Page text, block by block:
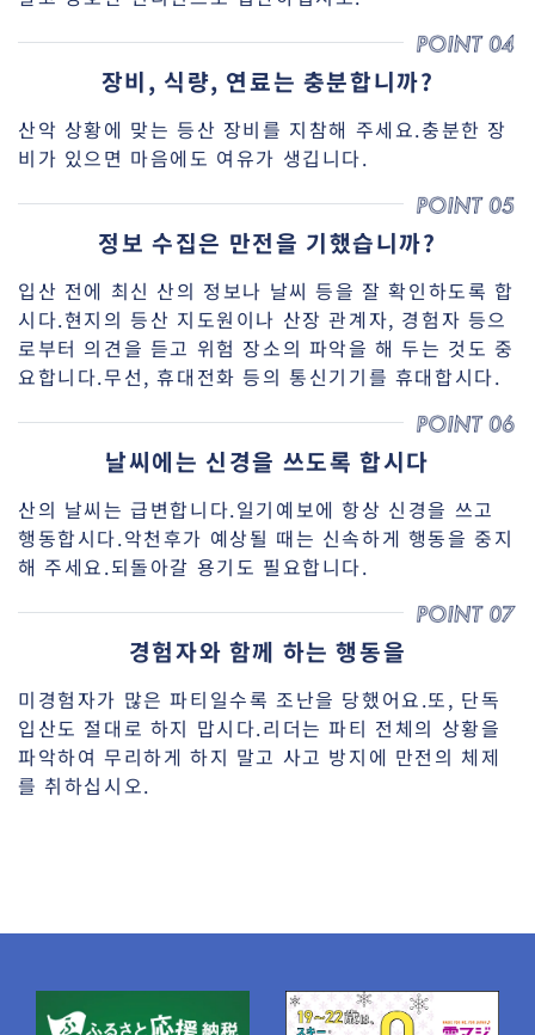
장비, 식량, 연료는 충분합니까?
산악 상황에 맞는 등산 장비를 지참해 주세요.충분한 장
비가 있으면 마음에도 여유가 생깁니다.
정보 수집은 만전을 기했습니까?
입산 전에 최신 산의 정보나 날씨 등을 잘 확인하도록 합
시다.현지의 등산 지도원이나 산장 관계자, 경험자 등으
로부터 의견을 듣고 위험 장소의 파악을 해 두는 것도 중
요합니다.무선, 휴대전화 등의 통신기기를 휴대합시다.
날씨에는 신경을 쓰도록 합시다
산의 날씨는 급변합니다.일기예보에 항상 신경을 쓰고
행동합시다.악천후가 예상될 때는 신속하게 행동을 중지
해 주세요.되돌아갈 용기도 필요합니다.
경험자와 함께 하는 행동을
미경험자가 많은 파티일수록 조난을 당했어요.또, 단독
입산도 절대로 하지 맙시다.리더는 파티 전체의 상황을
파악하여 무리하게 하지 말고 사고 방지에 만전의 체제
를 취하십시오.